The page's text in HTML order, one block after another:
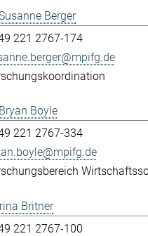
Berger
221 2767-174
Boyle
221 2767-334
Britner
221 2767-100